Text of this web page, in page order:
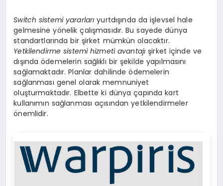
Switch sistemi yararlarıyurtdışında da işlevsel hale
gelmesine yönelik çalışmasıdır. Bu sayede dünya
standartlarında bir şirket mümkün olacaktır.
Yetkilendirme sistemi hizmeti avantajışirket içinde ve
dışında ödemelerin sağlıklı bir şekilde yapılmasını
sağlamaktadır. Planlar dahilinde ödemelerin
sağlanması genel olarak memnuniyet
oluşturmaktadır. Elbette ki dünya çapında kart
kullanımın sağlanması açısından yetkilendirmeler
önemlidir.